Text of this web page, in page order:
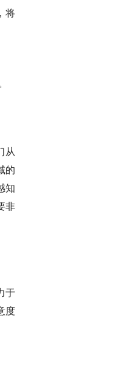
将
从
的
知
非
于
度